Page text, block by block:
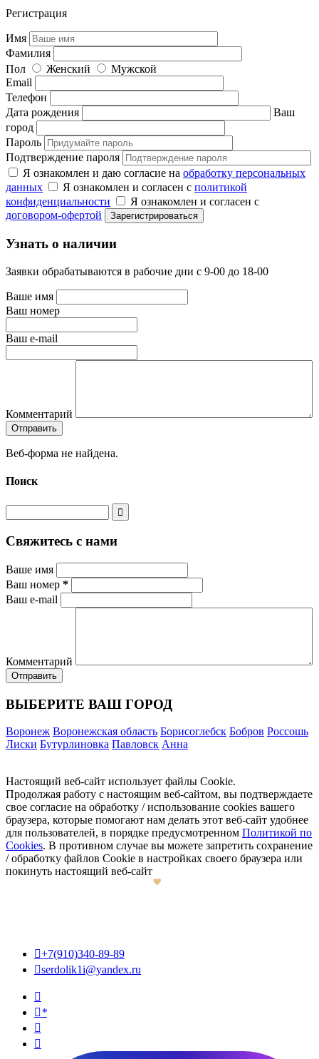
Регистрация
Имя
Фамилия
Пол
Женский
Мужской
Email
Телефон
Дата рождения
Ваш
город
Пароль
Подтверждение пароля
Я ознакомлен и даю согласие на обработку персональных
данных
Я ознакомлен и согласен с политикой
конфиденциальности
Я ознакомлен и согласен с
договором-офертой
Узнать о наличии
Заявки обрабатываются в рабочие дни с 9-00 до 18-00
Ваше имя
Ваш номер
Ваш e-mail
Комментарий
Веб-форма не найдена.
Поиск
Свяжитесь с нами
Ваше имя
Ваш номер *
Ваш e-mail
Комментарий
ВЫБЕРИТЕ ВАШ ГОРОД
Воронеж Воронежская область Борисоглебск Бобров Россошь
Лиски Бутурлиновка Павловск Анна
Настоящий веб-сайт использует файлы Cookie.
Продолжая работу с настоящим веб-сайтом, вы подтверждаете
свое согласие на обработку / использование cookies вашего
браузера, которые помогают нам делать этот веб-сайт удобнее
для пользователей, в порядке предусмотренном Политикой по
Cookies. В противном случае вы можете запретить сохранение
/ обработку файлов Cookie в настройках своего браузера или
покинуть настоящий веб-сайт
+7(910)340-89-89
serdolik1i@yandex.ru

*

